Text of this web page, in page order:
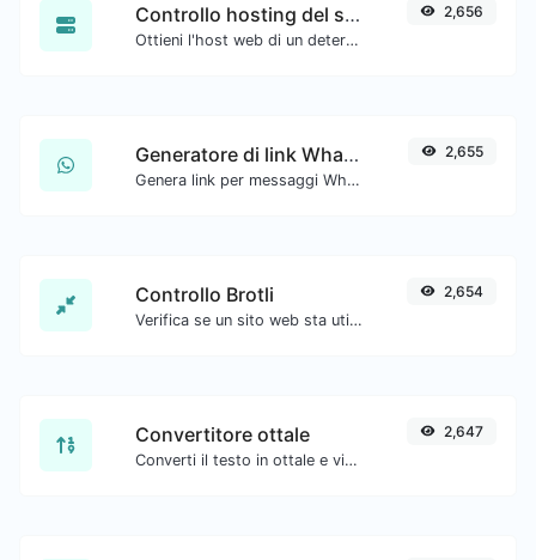
Controllo hosting del sito web
Ottieni l'host web di un determinato sito web.
2,656
Generatore di link WhatsApp
Genera link per messaggi WhatsApp con facilità.
2,655
Controllo Brotli
Verifica se un sito web sta utilizzando l'algoritmo di compressione Brotli.
2,654
Convertitore ottale
Converti il testo in ottale e viceversa per qualsiasi input di stringa.
2,647